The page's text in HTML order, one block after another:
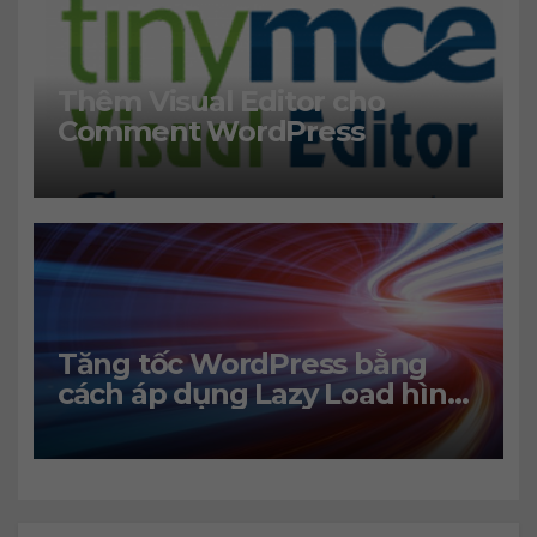
Thêm Visual Editor cho
Comment WordPress
Tăng tốc WordPress bằng
cách áp dụng Lazy Load hình